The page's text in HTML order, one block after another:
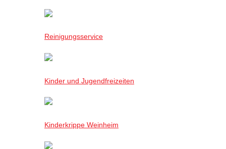
Reinigungsservice
Kinder und Jugendfreizeiten
Kinderkrippe Weinheim